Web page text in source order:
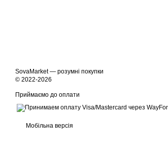
SovaMarket — розумні покупки
© 2022-2026
Приймаємо до оплати
Мобільна версія